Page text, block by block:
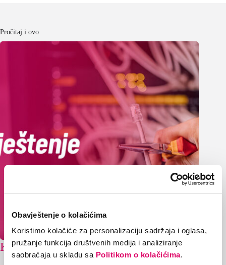
Obavještenje o kolačićima
Koristimo kolačiće za personalizaciju sadržaja i oglasa,
pružanje funkcija društvenih medija i analiziranje
saobraćaja u skladu sa Politikom o kolačićima.
Pročitaj i ovo
Kotor Varoš: Najava radova